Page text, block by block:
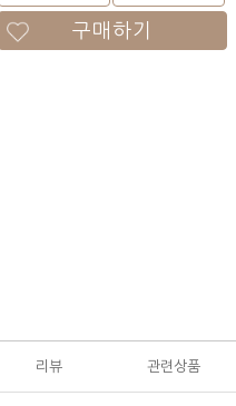
구매하기
리뷰 관련상품